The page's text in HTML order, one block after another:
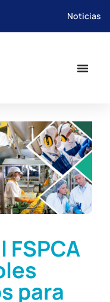
Noticias
para